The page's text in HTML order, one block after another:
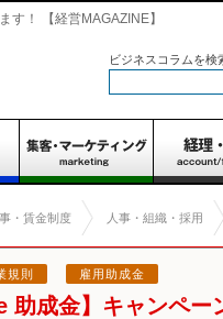
す！ 【経営MAGAZINE】
ビジネスコラムを検
・賃金制度 人事・組織・採用
規則 雇用助成金
助成金】キャンペー